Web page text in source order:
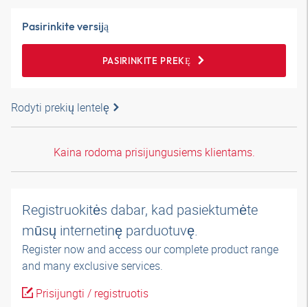
Pasirinkite versiją
PASIRINKITE PREKĘ
Rodyti prekių lentelę
Kaina rodoma prisijungusiems klientams.
Registruokitės dabar, kad pasiektumėte
mūsų internetinę parduotuvę.
Register now and access our complete product range
and many exclusive services.
Prisijungti / registruotis